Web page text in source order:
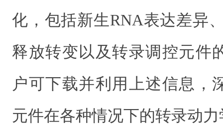
化，包括新生RNA表达差异
释放转变以及转录调控元件
户可下载并利用上述信息，
元件在各种情况下的转录动